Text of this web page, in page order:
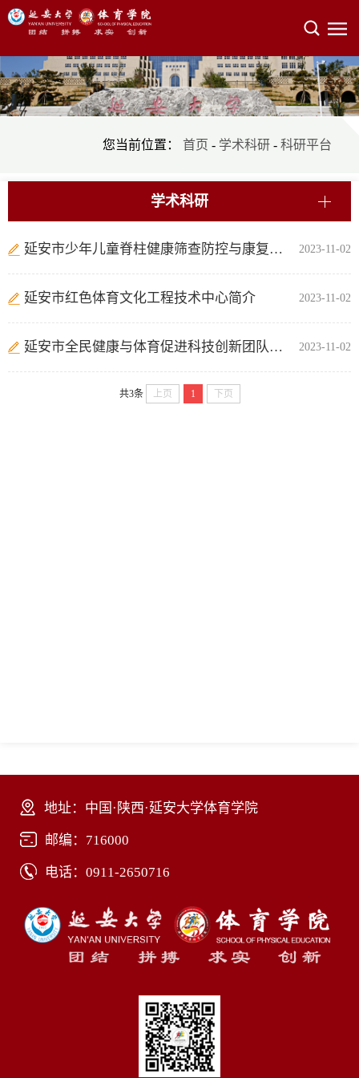
您当前位置： 首页 - 学术科研 -科研平台
学术科研
2023-11-02
延安市少年儿童脊柱健康筛查防控与康复工程技术研究中心简介
2023-11-02
延安市红色体育文化工程技术中心简介
2023-11-02
延安市全民健康与体育促进科技创新团队简介
共3条 上页 1 下页
地址：中国·陕西·延安大学体育学院
邮编：716000
电话：0911-2650716